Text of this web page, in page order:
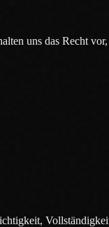
uns das Recht